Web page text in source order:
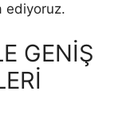
ediyoruz.
GENİŞ